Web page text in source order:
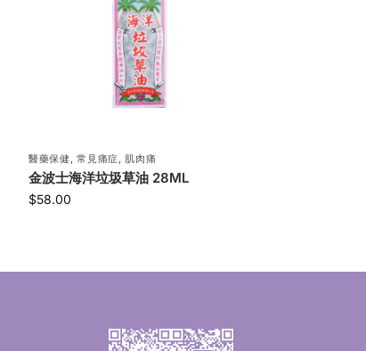
醫藥保健 ,常見痛症, 肌肉痛
金波士海洋垃圾草油 28ML
$58.00